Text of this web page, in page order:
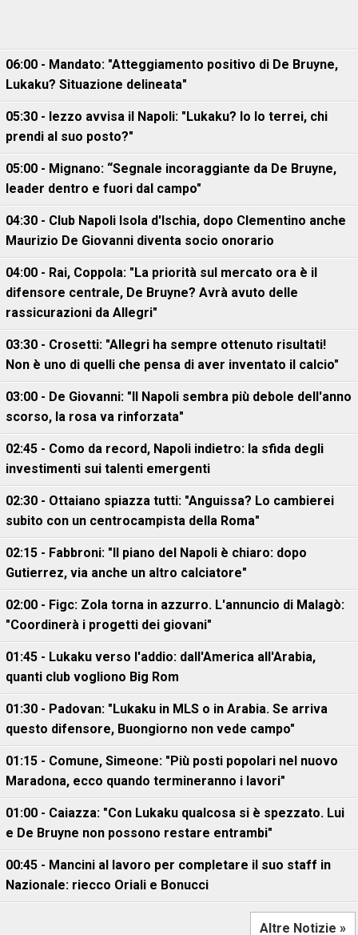
06:00 - Mandato: "Atteggiamento positivo di De Bruyne,
Lukaku? Situazione delineata"
05:30 - Iezzo avvisa il Napoli: "Lukaku? Io lo terrei, chi
prendi al suo posto?"
05:00 - Mignano: “Segnale incoraggiante da De Bruyne,
leader dentro e fuori dal campo"
04:30 - Club Napoli Isola d'Ischia, dopo Clementino anche
Maurizio De Giovanni diventa socio onorario
04:00 - Rai, Coppola: "La priorità sul mercato ora è il
difensore centrale, De Bruyne? Avrà avuto delle
rassicurazioni da Allegri"
03:30 - Crosetti: "Allegri ha sempre ottenuto risultati!
Non è uno di quelli che pensa di aver inventato il calcio"
03:00 - De Giovanni: "Il Napoli sembra più debole dell'anno
scorso, la rosa va rinforzata"
02:45 - Como da record, Napoli indietro: la sfida degli
investimenti sui talenti emergenti
02:30 - Ottaiano spiazza tutti: "Anguissa? Lo cambierei
subito con un centrocampista della Roma"
02:15 - Fabbroni: "Il piano del Napoli è chiaro: dopo
Gutierrez, via anche un altro calciatore"
02:00 - Figc: Zola torna in azzurro. L'annuncio di Malagò:
"Coordinerà i progetti dei giovani"
01:45 - Lukaku verso l'addio: dall'America all'Arabia,
quanti club vogliono Big Rom
01:30 - Padovan: "Lukaku in MLS o in Arabia. Se arriva
questo difensore, Buongiorno non vede campo"
01:15 - Comune, Simeone: "Più posti popolari nel nuovo
Maradona, ecco quando termineranno i lavori"
01:00 - Caiazza: "Con Lukaku qualcosa si è spezzato. Lui
e De Bruyne non possono restare entrambi"
00:45 - Mancini al lavoro per completare il suo staff in
Nazionale: riecco Oriali e Bonucci
Altre Notizie »